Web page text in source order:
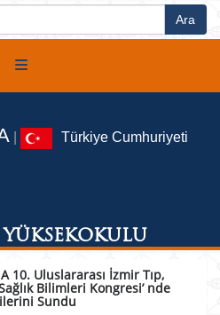
Türkiye Cumhuriyeti
10. Uluslararası İzmir Tıp,
Bilimleri Kongresi’ nde
Sundu